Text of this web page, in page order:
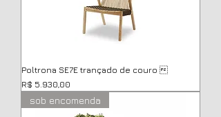
Poltrona SE7E trançado de couro
Preço
R$ 5.930,00
sob encomenda